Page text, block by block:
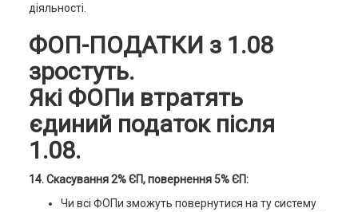
діяльності.
ФОП-ПОДАТКИ з 1.08
зростуть.
Які ФОПи втратять
єдиний податок після
1.08.
14. Скасування 2% ЄП, повернення 5% ЄП:
Чи всі ФОПи зможуть повернутися на ту систему